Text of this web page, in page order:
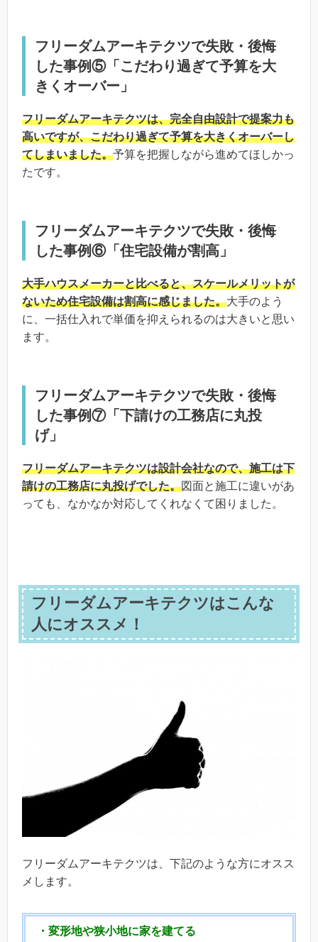
フリーダムアーキテクツで失敗・後悔
した事例⑤「こだわり過ぎて予算を大
きくオーバー」
フリーダムアーキテクツは、完全自由設計で提案力も
高いですが、こだわり過ぎて予算を大きくオーバーし
てしまいました。予算を把握しながら進めてほしかっ
たです。
フリーダムアーキテクツで失敗・後悔
した事例⑥「住宅設備が割高」
大手ハウスメーカーと比べると、スケールメリットが
ないため住宅設備は割高に感じました。大手のよう
に、一括仕入れで単価を抑えられるのは大きいと思い
ます。
フリーダムアーキテクツで失敗・後悔
した事例⑦「下請けの工務店に丸投
げ」
フリーダムアーキテクツは設計会社なので、施工は下
請けの工務店に丸投げでした。図面と施工に違いがあ
っても、なかなか対応してくれなくて困りました。
フリーダムアーキテクツはこんな
人にオススメ！
フリーダムアーキテクツは、下記のような方にオスス
メします。
・変形地や狭小地に家を建てる